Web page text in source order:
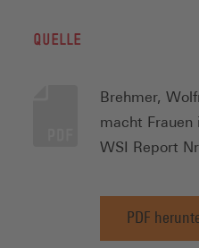
QUELLE
Brehmer,
macht Frauen
WSI Report
PDF